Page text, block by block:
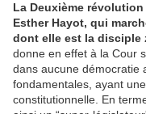
La Deuxième
Esther Hayot, qui
dont elle est la disciple
donne en effet à la Cour
dans aucune démocratie
fondamentales, ayant
constitutionnelle. En